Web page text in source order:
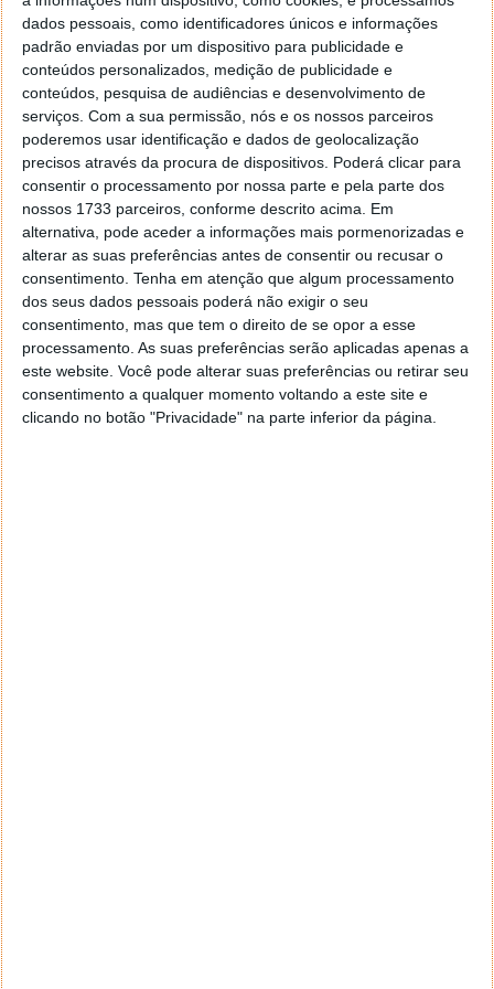
dados pessoais, como identificadores únicos e informações
padrão enviadas por um dispositivo para publicidade e
conteúdos personalizados, medição de publicidade e
conteúdos, pesquisa de audiências e desenvolvimento de
serviços. Com a sua permissão, nós e os nossos parceiros
poderemos usar identificação e dados de geolocalização
precisos através da procura de dispositivos. Poderá clicar para
consentir o processamento por nossa parte e pela parte dos
nossos 1733 parceiros, conforme descrito acima. Em
alternativa, pode aceder a informações mais pormenorizadas e
alterar as suas preferências antes de consentir ou recusar o
consentimento. Tenha em atenção que algum processamento
dos seus dados pessoais poderá não exigir o seu
consentimento, mas que tem o direito de se opor a esse
processamento. As suas preferências serão aplicadas apenas a
este website. Você pode alterar suas preferências ou retirar seu
consentimento a qualquer momento voltando a este site e
clicando no botão "Privacidade" na parte inferior da página.
parar por algum tempo porque não tem peças para
construir os seus carros elétricos.